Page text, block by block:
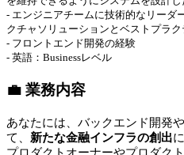
- エンジニアチームに技術的なリーダ
クチャソリューションとベストプラ
- フロントエンド開発の経験
- 英語：Businessレベル
💼 業務内容
あなたには、バックエンド開発
て、 新たな金融インフラの創出
プロダクトオーナーやプロダク